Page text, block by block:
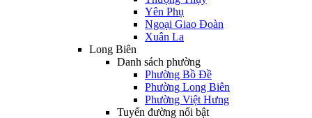
Yên Phụ
Ngoại Giao Đoàn
Xuân La
Long Biên
Danh sách phường
Phường Bồ Đề
Phường Long Biên
Phường Việt Hưng
Tuyến đường nổi bật